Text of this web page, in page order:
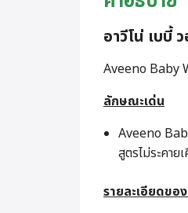
อาวีโน่ เบบี้
Aveeno Baby
ลักษณะเด่น
Aveeno
สูตรไม่ระคาย
รายละเอียดข